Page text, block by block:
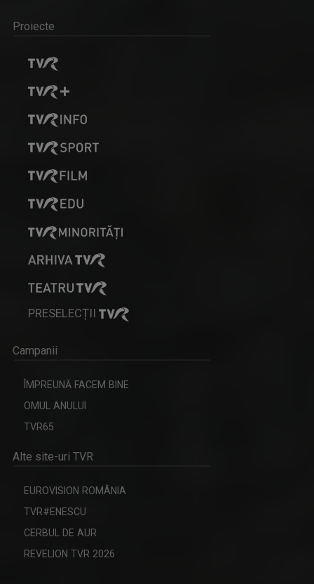
Proiecte
PRESELECȚII
Campanii
ÎMPREUNĂ FACEM BINE
OMUL ANULUI
TVR65
Alte site-uri TVR
EUROVISION ROMÂNIA
TVR#ENESCU
CERBUL DE AUR
REVELION TVR 2026